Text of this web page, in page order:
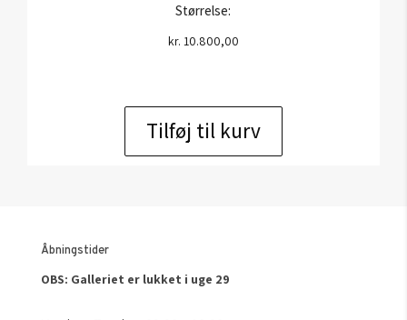
Størrelse:
kr. 10.800,00
Tilføj til kurv
Åbningstider
OBS: Galleriet er lukket i uge 29